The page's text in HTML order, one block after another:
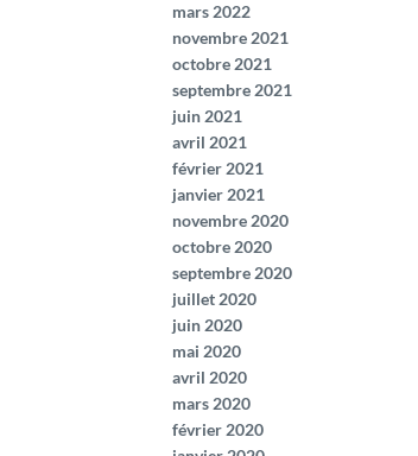
mars 2022
novembre 2021
octobre 2021
septembre 2021
juin 2021
avril 2021
février 2021
janvier 2021
novembre 2020
octobre 2020
septembre 2020
juillet 2020
juin 2020
mai 2020
avril 2020
mars 2020
février 2020